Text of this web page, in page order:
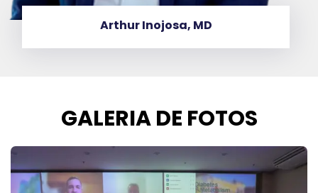
Cristina
GALERIA DE FOTOS